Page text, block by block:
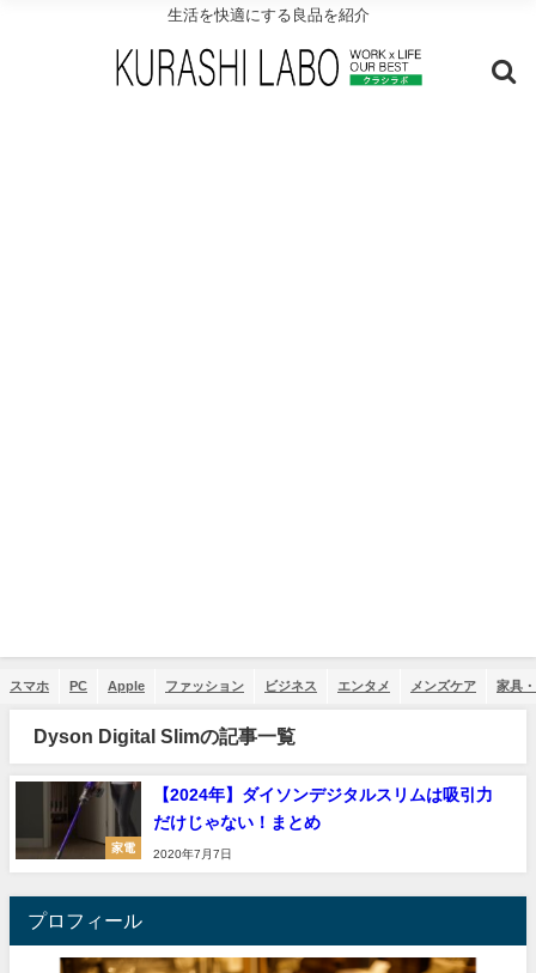
生活を快適にする良品を紹介
スマホ PC Apple ファッション ビジネス エンタメ メンズケア 家具
Dyson Digital Slimの記事一覧
家電
【2024年】ダイソンデジタルスリムは吸引力
だけじゃない！まとめ
2020年7月7日
プロフィール